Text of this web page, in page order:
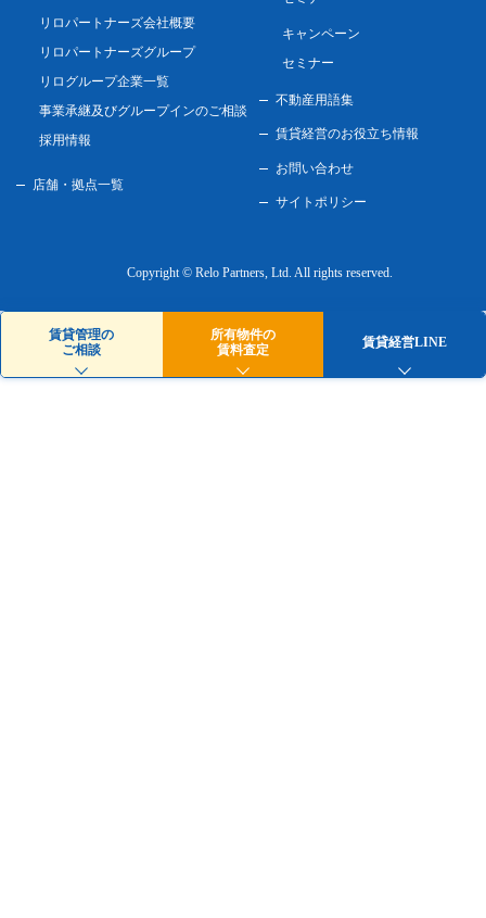
リロパートナーズ会社概要
リロパートナーズグループ
リログループ企業一覧
事業承継及びグループインのご相談
採用情報
店舗・拠点一覧
キャンペーン
セミナー
不動産用語集
賃貸経営のお役立ち情報
お問い合わせ
サイトポリシー
Copyright © Relo Partners, Ltd. All rights reserved.
賃貸管理の
ご相談
所有物件の
賃料査定
賃貸経営LINE